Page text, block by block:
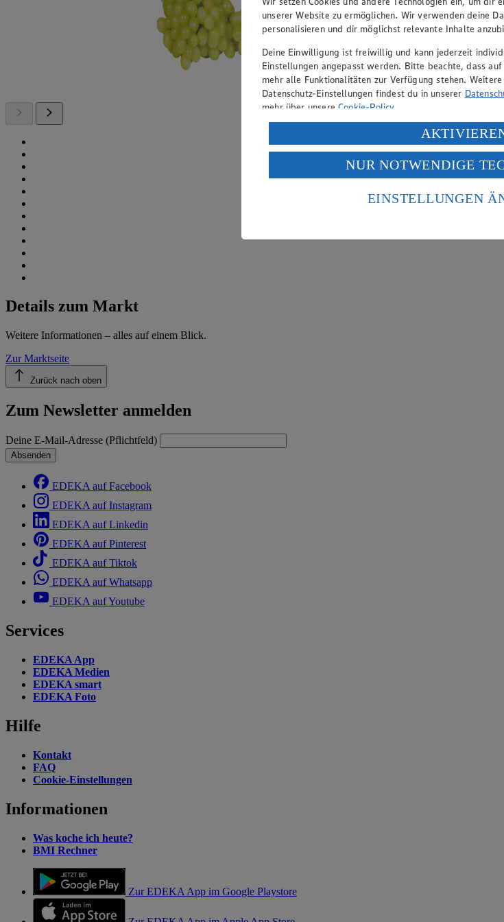
Details zum Markt
Weitere Informationen – alles auf einem Blick.
Zur Marktseite
Zurück nach oben
Zum Newsletter anmelden
Deine E-Mail-Adresse (Pflichtfeld)
Absenden
EDEKA auf Facebook
EDEKA auf Instagram
EDEKA auf Linkedin
EDEKA auf Pinterest
EDEKA auf Tiktok
EDEKA auf Whatsapp
EDEKA auf Youtube
Services
EDEKA App
EDEKA Medien
EDEKA smart
EDEKA Foto
Hilfe
Kontakt
FAQ
Cookie-Einstellungen
Informationen
Was koche ich heute?
BMI Rechner
Zur EDEKA App im Google Playstore
unserer Website zu ermöglichen. Wir verwenden deine
personalisieren und dir möglichst relevante Inhalte
Deine Einwilligung ist freiwillig und kann jederzeit
Einstellungen angepasst werden. Bitte beachte, dass
mehr alle Funktionalitäten zur Verfügung stehen.
Datenschutz-Einstellungen findest du in unserer
mehr über unsereCookie-Policy.
Verarbeitung deiner personenbezogenen Daten in den
Wenn du auf „Aktivieren“ klickst, willigst du im Sinne
ein, dass deine Daten in den USA verarbeitet werden.
einem nach europäischen Standards nicht
Risiko eines Zugriffs durch US-amerikanische Behörden.
NUR NOTWENDIGE
EINSTELLUNGEN